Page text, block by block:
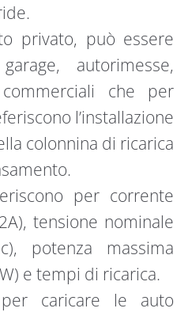
privato, può essere
autorimesse,
che per
l’installazione
colonnina di ricarica
per corrente
tensione nominale
potenza massima
e tempi di ricarica.
caricare le auto